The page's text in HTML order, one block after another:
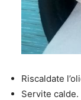
Riscaldate
Servite calde.